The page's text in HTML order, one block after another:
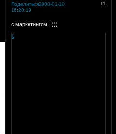
Поделиться 11
2008-01-10
16:20:19
с маркетингом =)))
0